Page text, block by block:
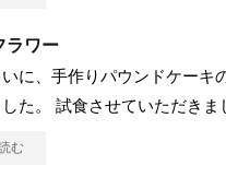
ラワー
に、手作りパウンドケーキ
た。 試食させていただきま
む